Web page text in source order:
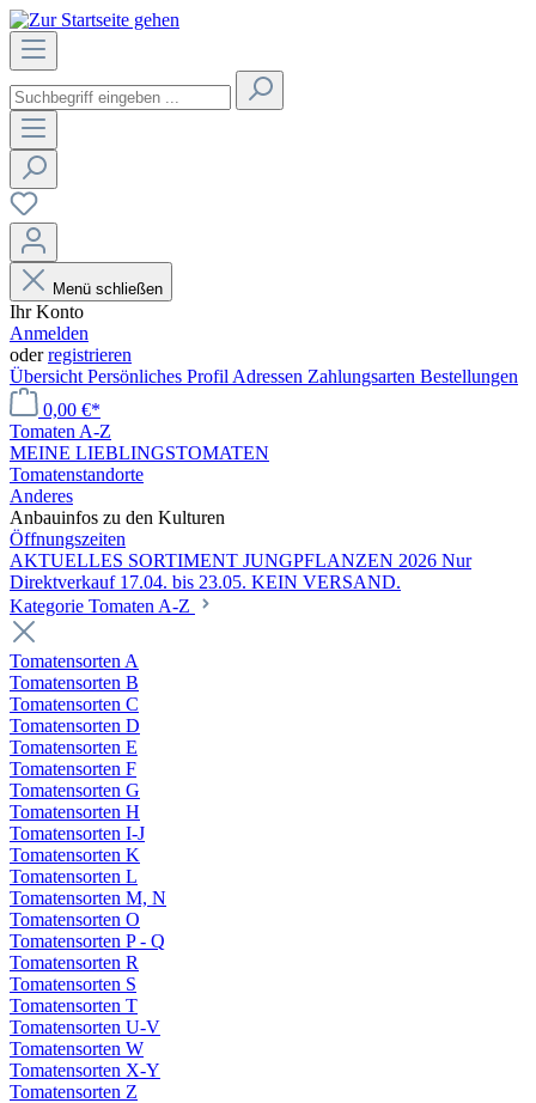
Menü schließen
Ihr Konto
Anmelden
oderregistrieren
Übersicht Persönliches Profil Adressen Zahlungsarten Bestellungen
0,00 €*
Tomaten A-Z
MEINE LIEBLINGSTOMATEN
Tomatenstandorte
Anderes
Anbauinfos zu den Kulturen
Öffnungszeiten
AKTUELLES SORTIMENT JUNGPFLANZEN 2026 Nur
Direktverkauf 17.04. bis 23.05. KEIN VERSAND.
Kategorie Tomaten A-Z
Tomatensorten A
Tomatensorten B
Tomatensorten C
Tomatensorten D
Tomatensorten E
Tomatensorten F
Tomatensorten G
Tomatensorten H
Tomatensorten I-J
Tomatensorten K
Tomatensorten L
Tomatensorten M, N
Tomatensorten O
Tomatensorten P - Q
Tomatensorten R
Tomatensorten S
Tomatensorten T
Tomatensorten U-V
Tomatensorten W
Tomatensorten X-Y
Tomatensorten Z